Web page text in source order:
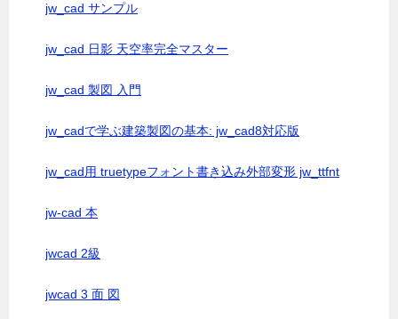
jw_cad サンプル
jw_cad 日影 天空率完全マスター
jw_cad 製図 入門
jw_cadで学ぶ建築製図の基本: jw_cad8対応版
jw_cad用 truetypeフォント書き込み外部変形 jw_ttfnt
jw-cad 本
jwcad 2級
jwcad 3 面 図